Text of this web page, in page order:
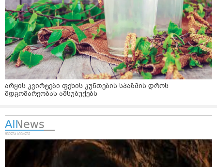
არყის კვირტები ფეხის კუნთების სპაზმის დროს
მდგომარეობას ამსუბუქებს